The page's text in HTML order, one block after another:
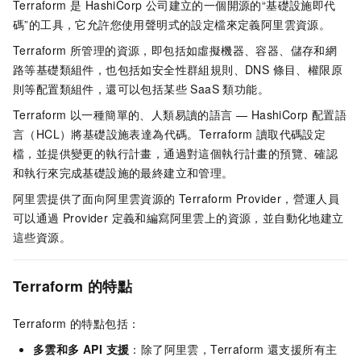
Terraform 是 HashiCorp 公司建立的一個開源的“基礎設施即代
碼”的工具，它允許您使用聲明式的設定檔來定義阿里雲資源。
Terraform 所管理的資源，即包括如虛擬機器、容器、儲存和網
路等基礎類組件，也包括如安全性群組規則、DNS 條目、權限原
則等配置類組件，還可以包括某些 SaaS 類功能。
Terraform 以一種簡單的、人類易讀的語言 — HashiCorp 配置語
言（HCL）將基礎設施表達為代碼。Terraform 讀取代碼設定
檔，並提供變更的執行計畫，通過對這個執行計畫的預覽、確認
和執行來完成基礎設施的最終建立和管理。
阿里雲提供了面向阿里雲資源的 Terraform Provider，營運人員
可以通過 Provider 定義和編寫阿里雲上的資源，並自動化地建立
這些資源。
Terraform 的特點
Terraform 的特點包括：
多雲和多 API 支援 ：除了阿里雲，Terraform 還支援所有主